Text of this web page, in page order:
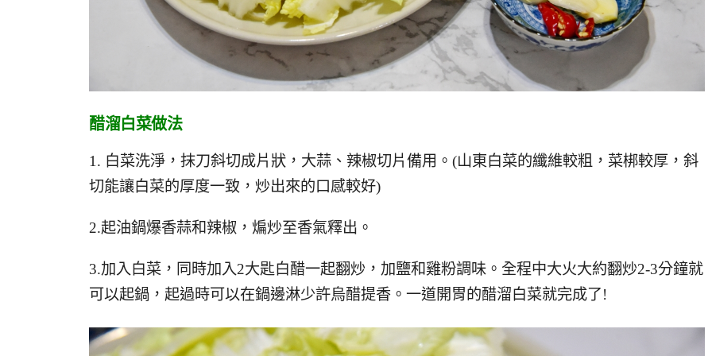
醋溜白菜做法
1. 白菜洗淨，抹刀斜切成片狀，大蒜、辣椒切片備用。(山東白菜的纖維較粗，菜梆較厚，斜
切能讓白菜的厚度一致，炒出來的口感較好)
2.起油鍋爆香蒜和辣椒，煸炒至香氣釋出。
3.加入白菜，同時加入2大匙白醋一起翻炒，加鹽和雞粉調味。全程中大火大約翻炒2-3分鐘就
可以起鍋，起過時可以在鍋邊淋少許烏醋提香。一道開胃的醋溜白菜就完成了!